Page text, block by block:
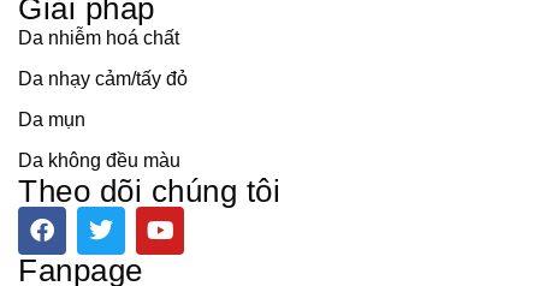
Giải pháp
Da nhiễm hoá chất
Da nhạy cảm/tấy đỏ
Da mụn
Da không đều màu
Theo dõi chúng tôi
F
a
c
T
w
i
Y
o
Fanpage